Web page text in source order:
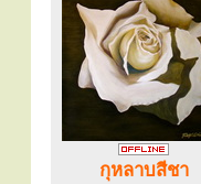
กุหลาบสีชา